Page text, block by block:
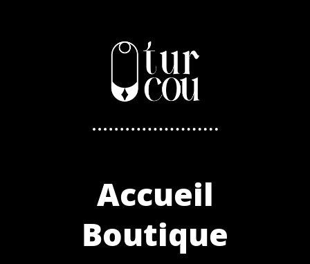
Accueil
Boutique